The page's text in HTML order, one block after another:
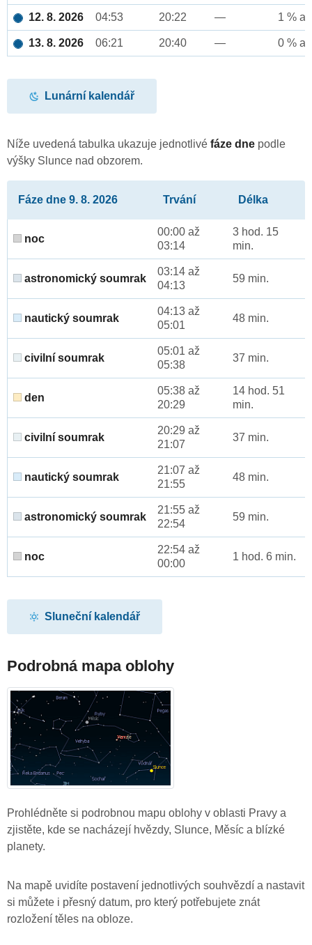
12. 8. 2026 04:53 20:22 — 1 %
13. 8. 2026 06:21 20:40 — 0 %
Lunární kalendář
Níže uvedená tabulka ukazuje jednotlivé fáze dne podle
výšky Slunce nad obzorem.
Fáze dne 9. 8. 2026 Trvání Délka
noc
00:00 až
03:14
3 hod. 15
min.
astronomický soumrak
03:14 až
04:13
59 min.
nautický soumrak
04:13 až
05:01
48 min.
civilní soumrak
05:01 až
05:38
37 min.
den
05:38 až
20:29
14 hod. 51
min.
civilní soumrak
20:29 až
21:07
37 min.
nautický soumrak
21:07 až
21:55
48 min.
astronomický soumrak
21:55 až
22:54
59 min.
noc
22:54 až
00:00
1 hod. 6 min.
Sluneční kalendář
Podrobná mapa oblohy
Prohlédněte si podrobnou mapu oblohy v oblasti Pravy a
zjistěte, kde se nacházejí hvězdy, Slunce, Měsíc a blízké
planety.
Na mapě uvidíte postavení jednotlivých souhvězdí a nastavit
si můžete i přesný datum, pro který potřebujete znát
rozložení těles na obloze.